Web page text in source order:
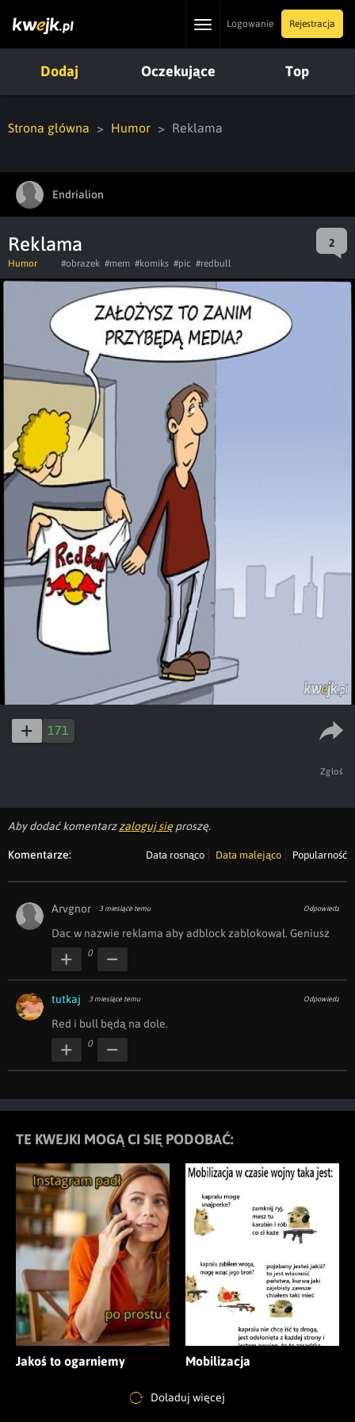
ToggleLogowanie Rejestracja
Dodaj Oczekujące Top
Strona główna Humor Reklama
Endrialion
Reklama 2
Humor #obrazek #mem #komiks #pic #redbull
171
Zgłoś
Aby dodać komentarzzaloguj się proszę.
Komentarze: Data rosnąco Data malejąco Popularność
Arvgnor 3 miesiące temu Odpowiedz
Dac w nazwie reklama aby adblock zablokował. Geniusz
0
tutkaj 3 miesiące temu Odpowiedz
Red i bull będą na dole.
0
TE KWEJKI MOGĄ CI SIĘ PODOBAĆ:
Jakoś to ogarniemy Mobilizacja
Doładuj więcej